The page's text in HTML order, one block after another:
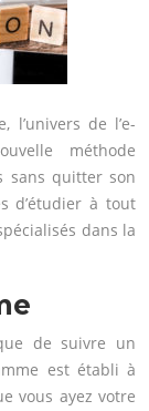
l’univers de l’e-
méthode
sans quitter son
d’étudier à tout
dans la
de suivre un
est établi à
vous ayez votre